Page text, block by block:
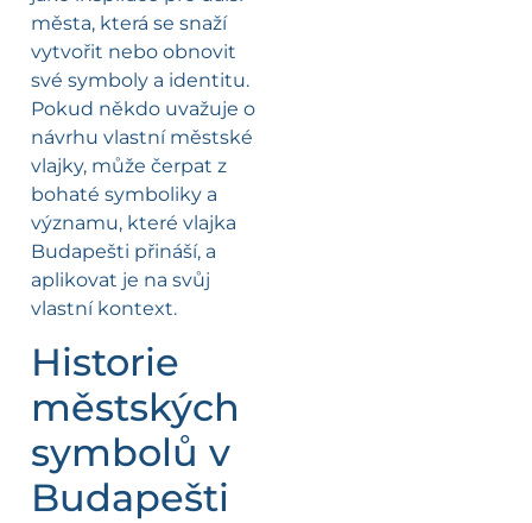
města, která se snaží
vytvořit nebo obnovit
své symboly a identitu.
Pokud někdo uvažuje o
návrhu vlastní městské
vlajky, může čerpat z
bohaté symboliky a
významu, které vlajka
Budapešti přináší, a
aplikovat je na svůj
vlastní kontext.
Historie
městských
symbolů v
Budapešti